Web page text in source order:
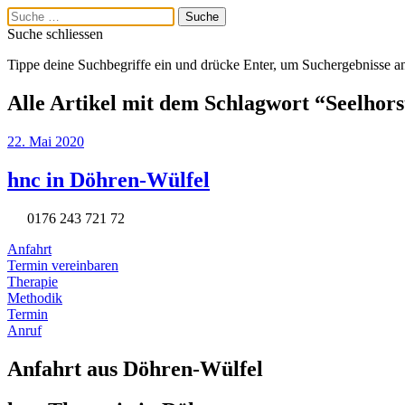
Suche schliessen
Tippe deine Suchbegriffe ein und drücke Enter, um Suchergebnisse
Menü
Startseite
Behandlungsablauf
Meine PatientInnen
Über mich
Alle Artikel mit dem Schlagwort “
22. Mai 2020
hnc in Döhren-Wülfel
0176 243 721 72
Anfahrt
Termin vereinbaren
Therapie
Methodik
Termin
Anruf
Anfahrt aus Döhren-Wülfel